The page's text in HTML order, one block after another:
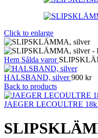
Click to enlarge
Hem Sålda varor
HALSBAND, silver900 kr
Back to products
JAEGER LECOULTRE 18k